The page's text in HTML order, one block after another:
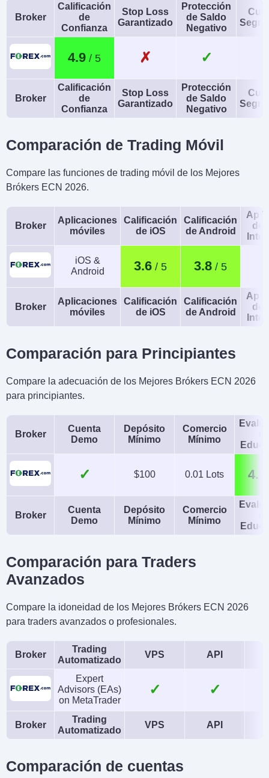
Broker
Calificación
de
Confianza
Stop Loss
Garantizado
Protección
de Saldo
Negativo
4.9 ✗ ✓
Broker
Calificación
de
Confianza
Stop Loss
Garantizado
Protección
de Saldo
Negativo
Comparación de Trading Móvil
Compare las funciones de trading móvil de los Mejores
Brókers ECN 2026.
Broker
Aplicaciones
móviles
Calificación
de iOS
Calificación
de Android
de
iOS &
Android
3.6 3.8
Broker
Aplicaciones
móviles
Calificación
de iOS
Calificación
de Android
de
Comparación para Principiantes
Compare la adecuación de los Mejores Brókers ECN 2026
para principiantes.
Broker
Cuenta
Demo
Depósito
Mínimo
Comercio
Mínimo
✓ $100 0.01 Lots 4.5
Broker
Cuenta
Demo
Depósito
Mínimo
Comercio
Mínimo
Comparación para Traders
Avanzados
Compare la idoneidad de los Mejores Brókers ECN 2026
para traders avanzados o profesionales.
Broker
Trading
Automatizado
VPS API
Expert
Advisors (EAs)
on MetaTrader
✓ ✓
Broker
Trading
Automatizado
VPS API
Comparación de cuentas